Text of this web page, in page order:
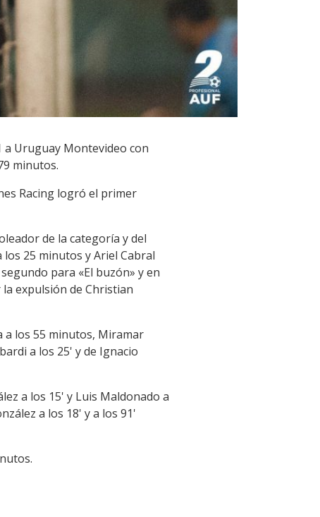
a Uruguay Montevideo con
minutos.
Racing logró el primer
de la categoría y del
25 minutos y Ariel Cabral
para «El buzón» y en
expulsión de Christian
a los 55 minutos, Miramar
a los 25' y de Ignacio
a los 15' y Luis Maldonado a
a los 18' y a los 91'